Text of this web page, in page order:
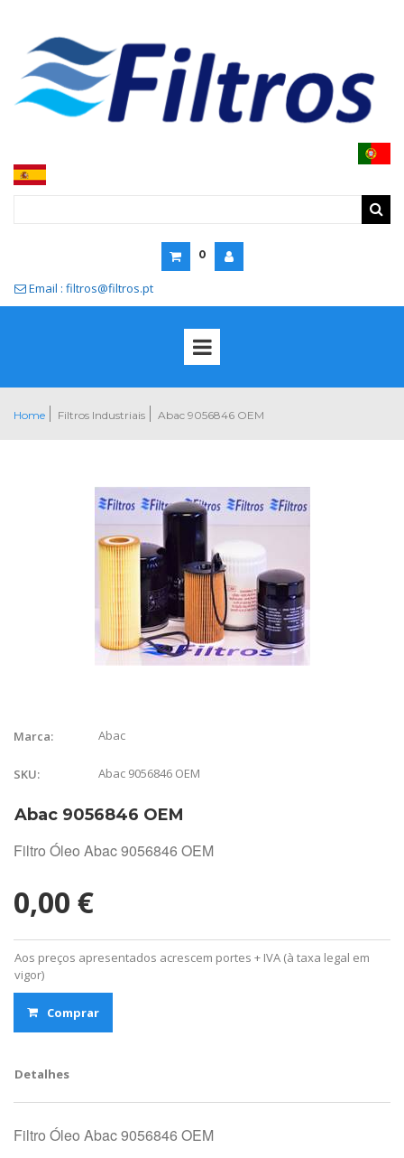
0
 Email : filtros@filtros.pt
Home Filtros Industriais Abac 9056846 OEM
Marca: Abac
SKU: Abac 9056846 OEM
Abac 9056846 OEM
Filtro Óleo Abac 9056846 OEM
0,00 €
Aos preços apresentados acrescem portes + IVA (à taxa legal em
vigor)
Comprar
Detalhes
Filtro Óleo Abac 9056846 OEM